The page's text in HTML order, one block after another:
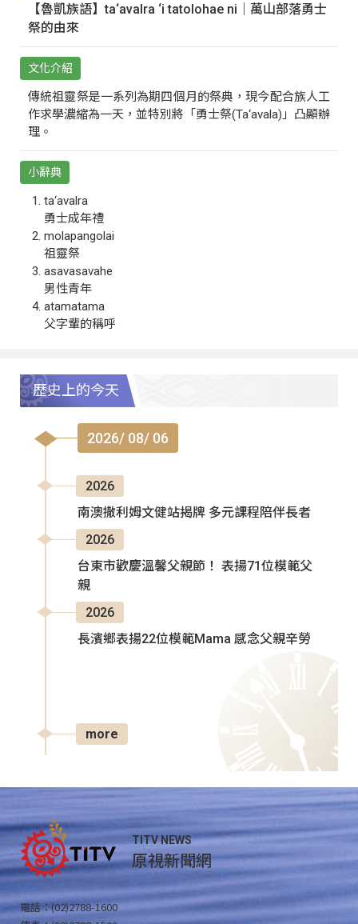
【魯凱族語】ta‘avalra ‘i tatolohae ni｜萬山部落勇士
祭的由來
文化介紹
傳統祖靈祭是一系列為期四個月的祭典，現今配合族人工
作求學濃縮為一天，並特別將「勇士祭(Ta‘avala)」凸顯辦
理。
小辭典
ta‘avalra
勇士成年禮
molapangolai
祖靈祭
asavasavahe
男性青年
atamatama
父字輩的稱呼
歷史上的今天
2026/ 08/ 06
2026
南澳撒利姆文健站揭牌 多元課程陪伴長者
2026
台東市歡慶溫馨父親節！ 表揚71位模範父
親
2026
長濱鄉表揚22位模範Mama 感念父親辛勞
more
TITV NEWS
原視新聞網
電話：(02)2788-1600